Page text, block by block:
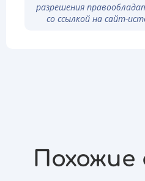
разрешения
со ссылкой на сайт-